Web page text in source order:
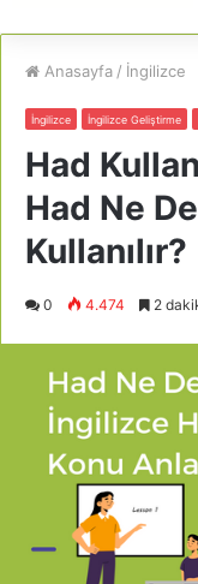
Anasayfa / İngilizce
İngilizce İngilizce Geliştirme
Had
Had Ne
Kullanılır?
0 4.474 2